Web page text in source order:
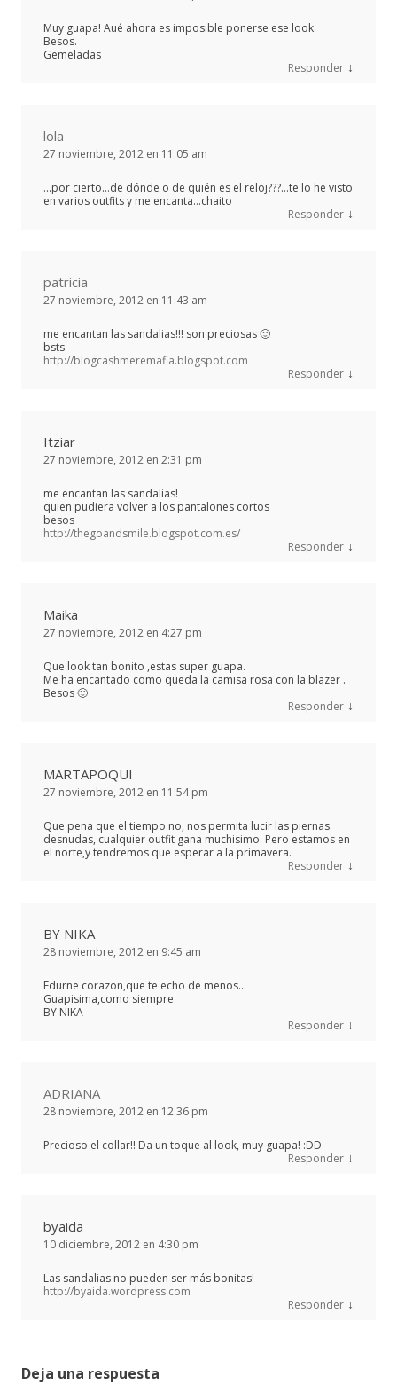
Muy guapa! Aué ahora es imposible ponerse ese look.
Besos.
Gemeladas
Responder ↓
lola
27 noviembre, 2012 en 11:05 am
…por cierto…de dónde o de quién es el reloj???…te lo he visto
en varios outfits y me encanta…chaito
Responder ↓
patricia
27 noviembre, 2012 en 11:43 am
me encantan las sandalias!!! son preciosas 🙂
bsts
http://blogcashmeremafia.blogspot.com
Responder ↓
Itziar
27 noviembre, 2012 en 2:31 pm
me encantan las sandalias!
quien pudiera volver a los pantalones cortos
besos
http://thegoandsmile.blogspot.com.es/
Responder ↓
Maika
27 noviembre, 2012 en 4:27 pm
Que look tan bonito ,estas super guapa.
Me ha encantado como queda la camisa rosa con la blazer .
Besos 🙂
Responder ↓
MARTAPOQUI
27 noviembre, 2012 en 11:54 pm
Que pena que el tiempo no, nos permita lucir las piernas
desnudas, cualquier outfit gana muchisimo. Pero estamos en
el norte,y tendremos que esperar a la primavera.
Responder ↓
BY NIKA
28 noviembre, 2012 en 9:45 am
Edurne corazon,que te echo de menos…
Guapisima,como siempre.
BY NIKA
Responder ↓
ADRIANA
28 noviembre, 2012 en 12:36 pm
Precioso el collar!! Da un toque al look, muy guapa! :DD
Responder ↓
byaida
10 diciembre, 2012 en 4:30 pm
Las sandalias no pueden ser más bonitas!
http://byaida.wordpress.com
Responder ↓
Deja una respuesta